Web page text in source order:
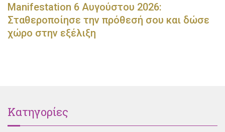
Manifestation 6 Αυγούστου 2026:
Σταθεροποίησε την πρόθεσή σου και δώσε
χώρο στην εξέλιξη
Κατηγορίες